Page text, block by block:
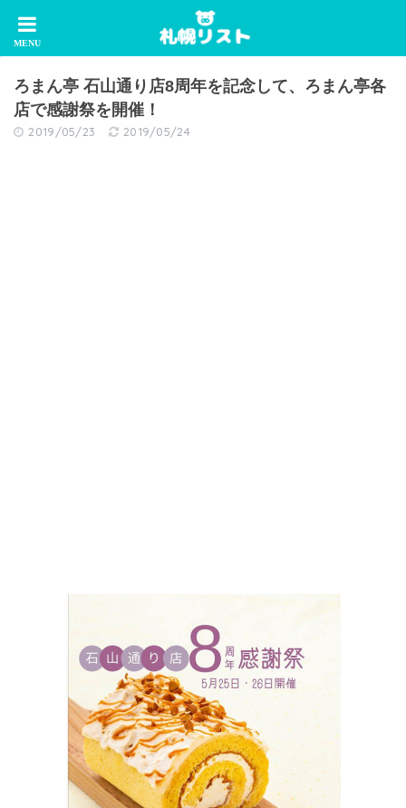
ろまん亭 石山通り店8周年を記念して、ろまん亭各
店で感謝祭を開催！
2019/05/23 2019/05/24